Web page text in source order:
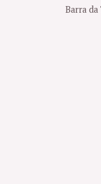
Barra da